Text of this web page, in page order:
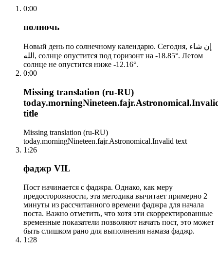
0:00
полночь
Новый день по солнечному календарю. Сегодня, إن شاء
الله, солнце опустится под горизонт на -18.85°. Летом
солнце не опустится ниже -12.16°.
0:00
Missing translation (ru-RU)
title
Missing translation (ru-RU)
today.morningNineteen.fajr.Astronomical.Invalid text
1:26
фаджр VIL
Пост начинается с фаджра. Однако, как меру
предосторожности, эта методика вычитает примерно 2
минуты из рассчитанного времени фаджра для начала
поста. Важно отметить, что хотя эти скорректированные
временные показатели позволяют начать пост, это может
быть слишком рано для выполнения намаза фаджр.
1:28